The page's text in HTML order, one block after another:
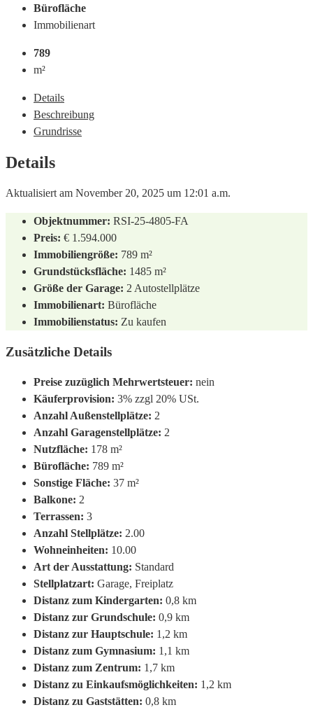
Bürofläche
Immobilienart
789
m²
Details
Beschreibung
Grundrisse
Details
Aktualisiert am November 20, 2025 um 12:01 a.m.
Objektnummer: RSI-25-4805-FA
Preis: € 1.594.000
Immobiliengröße: 789 m²
Grundstücksfläche: 1485 m²
Größe der Garage: 2 Autostellplätze
Immobilienart: Bürofläche
Immobilienstatus: Zu kaufen
Zusätzliche Details
Preise zuzüglich Mehrwertsteuer: nein
Käuferprovision: 3% zzgl 20% USt.
Anzahl Außenstellplätze: 2
Anzahl Garagenstellplätze: 2
Nutzfläche: 178 m²
Bürofläche: 789 m²
Sonstige Fläche: 37 m²
Balkone: 2
Terrassen: 3
Anzahl Stellplätze: 2.00
Wohneinheiten: 10.00
Art der Ausstattung: Standard
Stellplatzart: Garage, Freiplatz
Distanz zum Kindergarten: 0,8 km
Distanz zur Grundschule: 0,9 km
Distanz zur Hauptschule: 1,2 km
Distanz zum Gymnasium: 1,1 km
Distanz zum Zentrum: 1,7 km
Distanz zu Einkaufsmöglichkeiten: 1,2 km
Distanz zu Gaststätten: 0,8 km